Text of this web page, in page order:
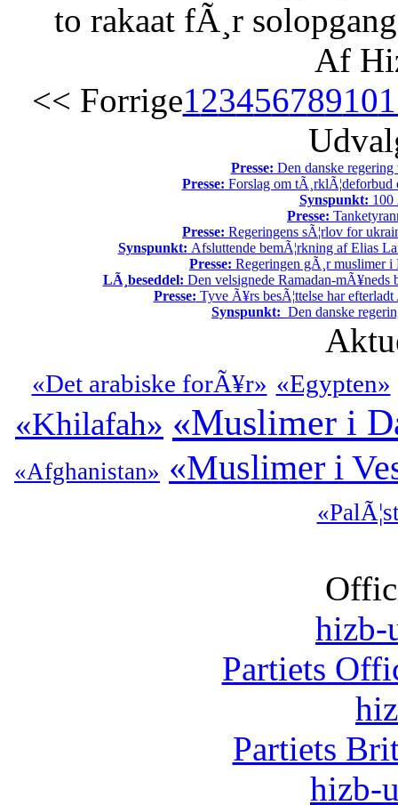
to rakaat fÃ¸r
Af
<< Forrige12345678910
Presse: Den danske
Presse: Forslag om tÃ¸rklÃ¦deforbud
Synspunkt: 100
Presse:
Presse: Regeringens sÃ¦rlov for
Synspunkt: Afsluttende bemÃ¦rkning af Elias
Presse: Regeringen gÃ¸r muslimer
LÃ¸beseddel: Den velsignede Ramadan-mÃ¥neds
Presse: Tyve Ã¥rs besÃ¦ttelse har
Synspunkt: Den danske
«Det arabiske forÃ¥r» «Egypten»
«Khilafah» «Muslimer i
«Afghanistan» «Muslimer i
hizb-
Partiets
Partiets
hizb-